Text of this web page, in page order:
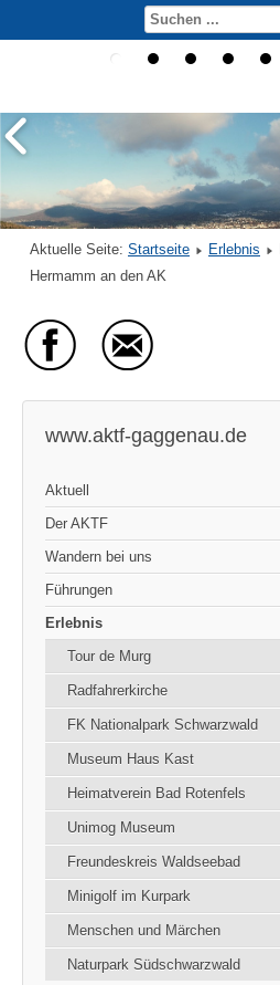
Aktuelle Seite: Startseite Erlebnis
Hermamm an den AK
www.aktf-gaggenau.de
Aktuell
Der AKTF
Wandern bei uns
Führungen
Erlebnis
Tour de Murg
Radfahrerkirche
FK Nationalpark Schwarzwald
Museum Haus Kast
Heimatverein Bad Rotenfels
Unimog Museum
Freundeskreis Waldseebad
Minigolf im Kurpark
Menschen und Märchen
Naturpark Südschwarzwald